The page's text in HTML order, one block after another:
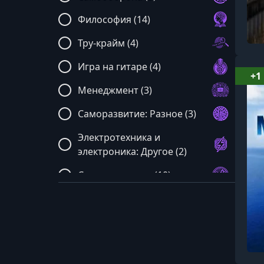
Философия (14)
Тру-крайм (4)
Игра на гитаре (4)
Менеджмент (3)
Саморазвитие: Разное (3)
Электротехника и
электроника: Другое (2)
Столярное дело (10)
+1